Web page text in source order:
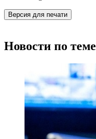
Версия для печати
Новости по теме